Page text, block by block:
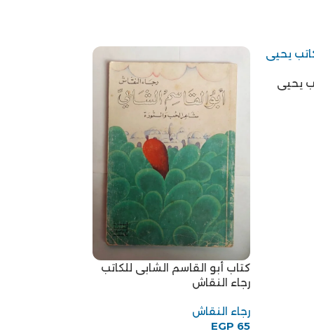
يحيى
كتاب أبو القاسم الشابى للكاتب
رجاء النقاش
رجاء النقاش
EGP 65